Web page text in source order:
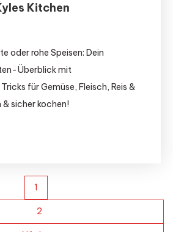
Kitchen
oder rohe Speisen: Dein
Überblick mit
für Gemüse, Fleisch, Reis &
sicher kochen!
1
2